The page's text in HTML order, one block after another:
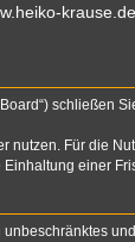
Für die
einer